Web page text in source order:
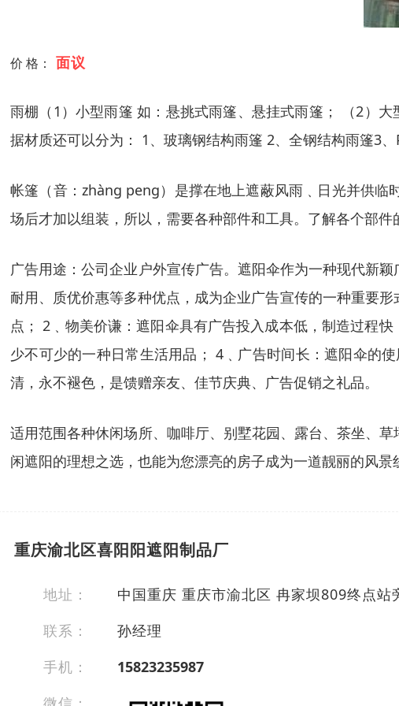
价 格： 面议
雨棚（1）小型雨篷 如：悬挑式雨篷、悬挂式雨篷； （2）
据材质还可以分为： 1、玻璃钢结构雨篷 2、全钢结构雨篷3
帐篷（音：zhàng peng）是撑在地上遮蔽风雨﹑日光并供
场后才加以组装，所以，需要各种部件和工具。了解各个部
广告用途：公司企业户外宣传广告。遮阳伞作为一种现代新
耐用、质优价惠等多种优点，成为企业广告宣传的一种重要
点； 2﹑物美价谦：遮阳伞具有广告投入成本低，制造过程
少不可少的一种日常生活用品； 4﹑广告时间长：遮阳伞的
清，永不褪色，是馈赠亲友、佳节庆典、广告促销之礼品。
适用范围各种休闲场所、咖啡厅、别墅花园、露台、茶坐、
闲遮阳的理想之选，也能为您漂亮的房子成为一道靓丽的风景
重庆渝北区喜阳阳遮阳制品厂
地址：
中国重庆 重庆市渝北区 冉家坝809终点站
联系：
孙经理
手机：
15823235987